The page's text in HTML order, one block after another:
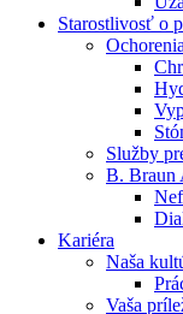
Starostlivosť o
Ochorenia
Služby
B. Braun
Kariéra
Naša
Vaša